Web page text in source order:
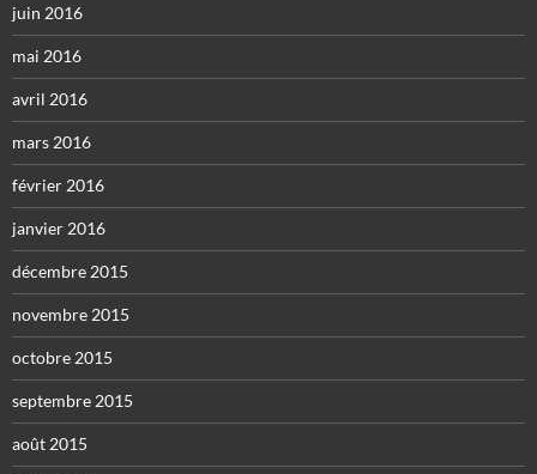
juin 2016
mai 2016
avril 2016
mars 2016
février 2016
janvier 2016
décembre 2015
novembre 2015
octobre 2015
septembre 2015
août 2015